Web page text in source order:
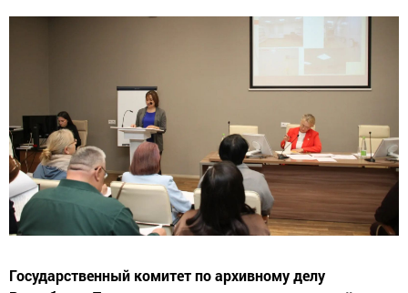
Государственный комитет по архивному делу